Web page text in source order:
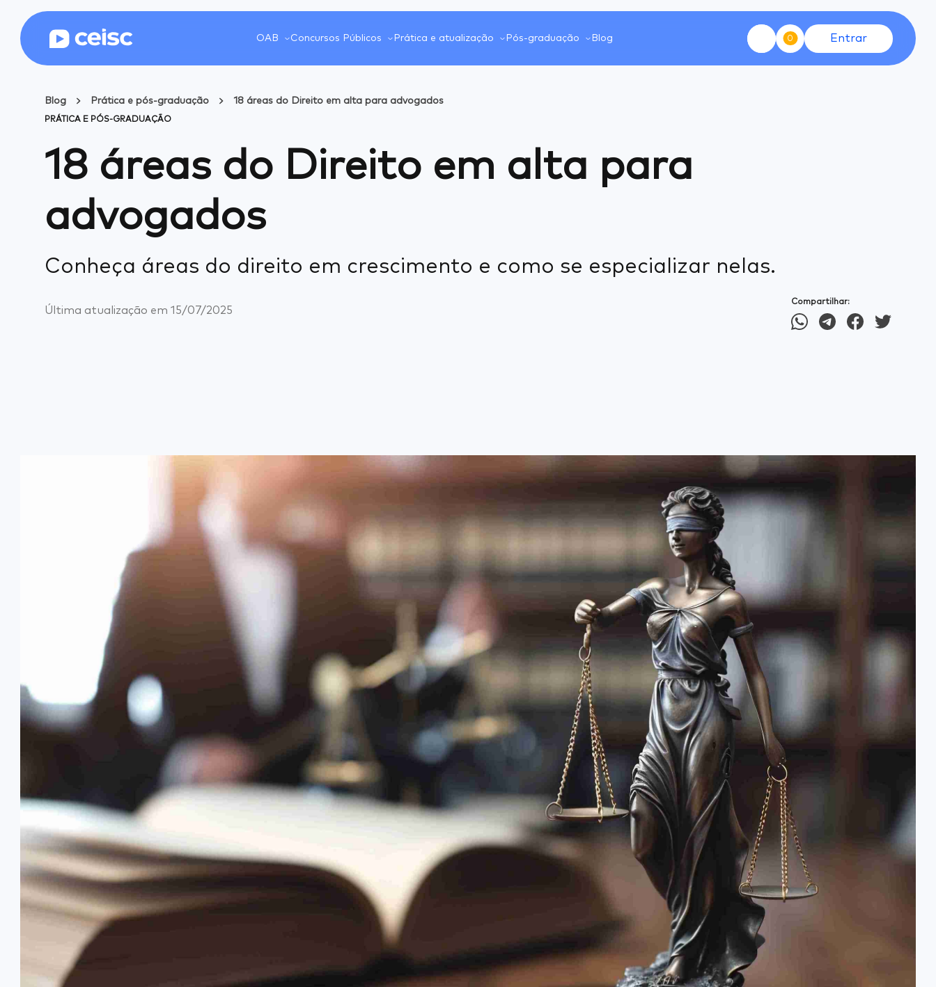
OAB Concursos Públicos Prática e atualização Pós-graduação Blog 0 Entrar
Blog Prática e pós-graduação 18 áreas do Direito em alta para advogados
PRÁTICA E PÓS-GRADUAÇÃO
18 áreas do Direito em alta para
advogados
Conheça áreas do direito em crescimento e como se especializar nelas.
Última atualização em 15/07/2025
Compartilhar: